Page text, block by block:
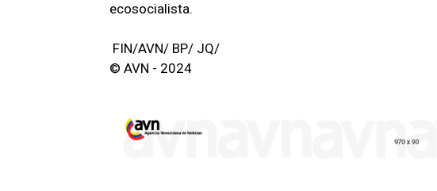
ecosocialista.
FIN/AVN/ BP/ JQ/
© AVN - 2024